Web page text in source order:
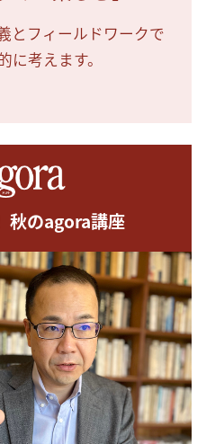
とフィールドワークで
に考えます。
秋のagora講座